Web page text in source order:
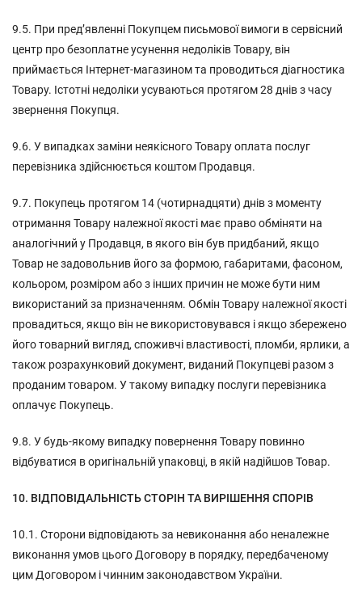
9.5. При пред’явленні Покупцем письмової вимоги в сервісний
центр про безоплатне усунення недоліків Товару, він
приймається Інтернет-магазином та проводиться діагностика
Товару. Істотні недоліки усуваються протягом 28 днів з часу
звернення Покупця.
9.6. У випадках заміни неякісного Товару оплата послуг
перевізника здійснюється коштом Продавця.
9.7. Покупець протягом 14 (чотирнадцяти) днів з моменту
отримання Товару належної якості має право обміняти на
аналогічний у Продавця, в якого він був придбаний, якщо
Товар не задовольнив його за формою, габаритами, фасоном,
кольором, розміром або з інших причин не може бути ним
використаний за призначенням. Обмін Товару належної якості
провадиться, якщо він не використовувався і якщо збережено
його товарний вигляд, споживчі властивості, пломби, ярлики, а
також розрахунковий документ, виданий Покупцеві разом з
проданим товаром. У такому випадку послуги перевізника
оплачує Покупець.
9.8. У будь-якому випадку повернення Товару повинно
відбуватися в оригінальній упаковці, в якій надійшов Товар.
10. ВІДПОВІДАЛЬНІСТЬ СТОРІН ТА ВИРІШЕННЯ СПОРІВ
10.1. Сторони відповідають за невиконання або неналежне
виконання умов цього Договору в порядку, передбаченому
цим Договором і чинним законодавством України.